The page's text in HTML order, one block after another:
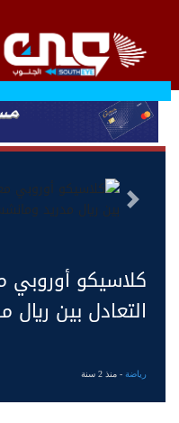
السابق
كلاسيكو أوروبي
التعادل بين
رياضة- منذ 2 سنة